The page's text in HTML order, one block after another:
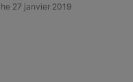
27 janvier 2019